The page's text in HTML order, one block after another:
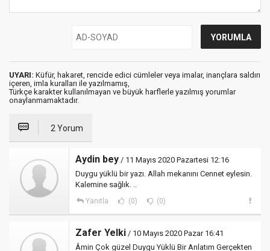
UYARI: Küfür, hakaret, rencide edici cümleler veya imalar, inançlara saldırı
içeren, imla kuralları ile yazılmamış,
Türkçe karakter kullanılmayan ve büyük harflerle yazılmış yorumlar
onaylanmamaktadır.
2 Yorum
Aydin bey / 11 Mayıs 2020 Pazartesi 12:16
Duygu yüklü bir yazı. Allah mekanını Cennet eylesin.
Kalemine sağlık. ..
Yanıtla (0) (0)
Zafer Yelki / 10 Mayıs 2020 Pazar 16:41
Âmin Çok güzel Duygu Yüklü Bir Anlatım Gerçekten